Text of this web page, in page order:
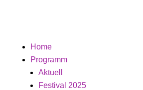
Home
Programm
Aktuell
Festival 2025